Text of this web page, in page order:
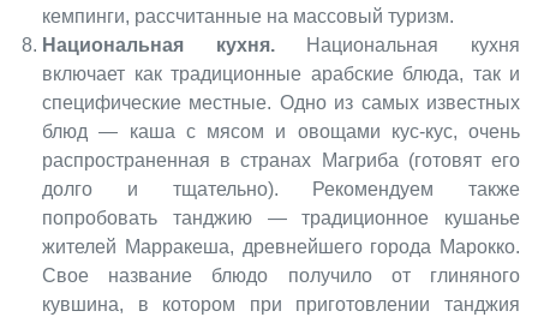
кемпинги, рассчитанные на массовый туризм.
Национальная кухня.Национальная кухня
включает как традиционные арабские блюда, так и
специфические местные. Одно из самых известных
блюд — каша с мясом и овощами кус-кус, очень
распространенная в странах Магриба (готовят его
долго и тщательно). Рекомендуем также
попробовать танджию — традиционное кушанье
жителей Марракеша, древнейшего города Марокко.
Свое название блюдо получило от глиняного
кувшина, в котором при приготовлении танджия